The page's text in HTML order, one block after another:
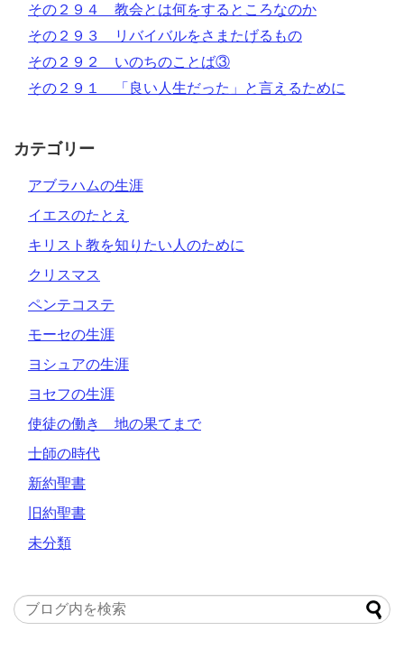
その２９４ 教会とは何をするところなのか
その２９３ リバイバルをさまたげるもの
その２９２ いのちのことば③
その２９１ 「良い人生だった」と言えるために
カテゴリー
アブラハムの生涯
イエスのたとえ
キリスト教を知りたい人のために
クリスマス
ペンテコステ
モーセの生涯
ヨシュアの生涯
ヨセフの生涯
使徒の働き 地の果てまで
士師の時代
新約聖書
旧約聖書
未分類